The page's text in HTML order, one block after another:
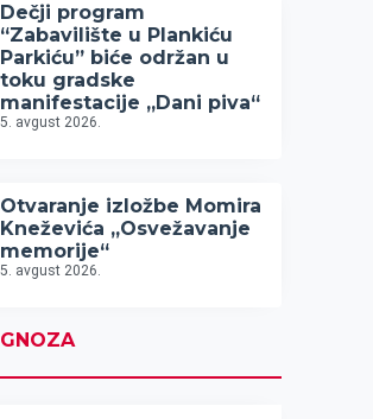
Dečji program
“Zabavilište u Plankiću
Parkiću” biće održan u
toku gradske
manifestacije „Dani piva“
5. avgust 2026.
Otvaranje izložbe Momira
Kneževića „Osvežavanje
memorije“
5. avgust 2026.